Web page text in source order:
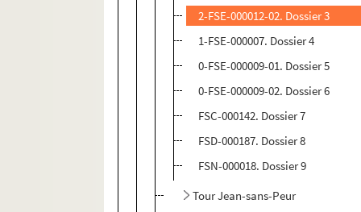
2-FSE-000012-02. Dossier 3
1-FSE-000007. Dossier 4
0-FSE-000009-01. Dossier 5
0-FSE-000009-02. Dossier 6
FSC-000142. Dossier 7
FSD-000187. Dossier 8
FSN-000018. Dossier 9
Tour Jean-sans-Peur